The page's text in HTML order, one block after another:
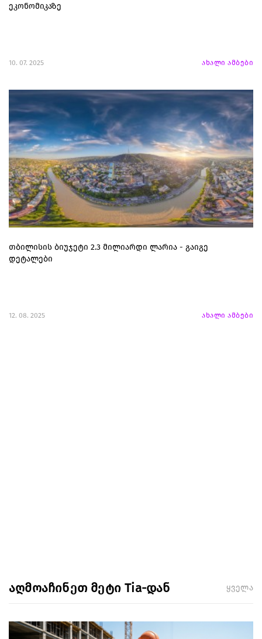
ეკონომიკაზე
10. 07. 2025 ახალი ამბები
თბილისის ბიუჯეტი 2.3 მილიარდი ლარია - გაიგე
დეტალები
12. 08. 2025 ახალი ამბები
აღმოაჩინეთ მეტი Tia-დან ყველა